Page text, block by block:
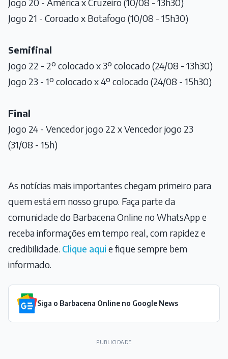
Jogo 20 - América x Cruzeiro (10/08 - 13h30)
Jogo 21 - Coroado x Botafogo (10/08 - 15h30)
Semifinal
Jogo 22 - 2º colocado x 3º colocado (24/08 - 13h30)
Jogo 23 - 1º colocado x 4º colocado (24/08 - 15h30)
Final
Jogo 24 - Vencedor jogo 22 x Vencedor jogo 23
(31/08 - 15h)
As notícias mais importantes chegam primeiro para
quem está em nosso grupo. Faça parte da
comunidade do Barbacena Online no WhatsApp e
receba informações em tempo real, com rapidez e
credibilidade. Clique aqui e fique sempre bem
informado.
Siga o Barbacena Online no Google News
PUBLICIDADE